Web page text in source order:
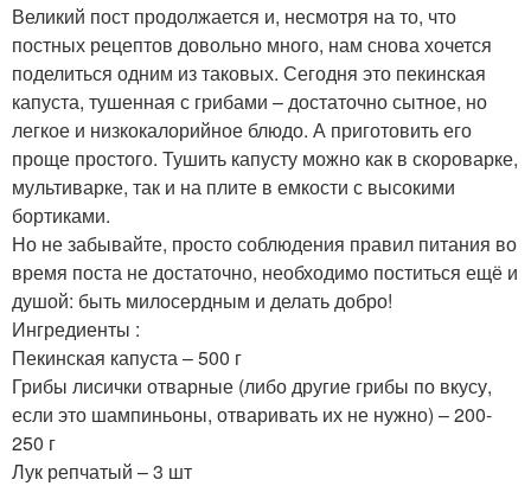
Великий пост продолжается и, несмотря на то, что
постных рецептов довольно много, нам снова хочется
поделиться одним из таковых. Сегодня это пекинская
капуста, тушенная с грибами – достаточно сытное, но
легкое и низкокалорийное блюдо. А приготовить его
проще простого. Тушить капусту можно как в скороварке,
мультиварке, так и на плите в емкости с высокими
бортиками.
Но не забывайте, просто соблюдения правил питания во
время поста не достаточно, необходимо поститься ещё и
душой: быть милосердным и делать добро!
Ингредиенты :
Пекинская капуста – 500 г
Грибы лисички отварные (либо другие грибы по вкусу,
если это шампиньоны, отваривать их не нужно) – 200-
250 г
Лук репчатый – 3 шт